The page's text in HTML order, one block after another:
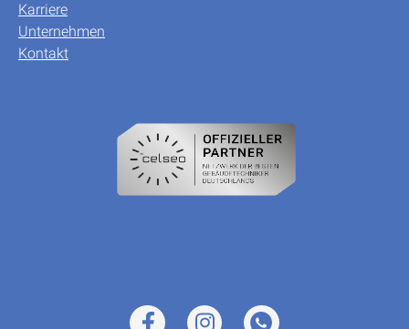
Karriere
Unternehmen
Kontakt